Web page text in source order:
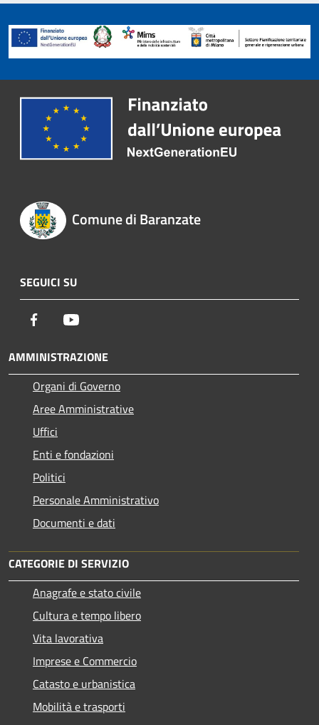
Comune di Baranzate
SEGUICI SU
Facebook
AMMINISTRAZIONE
Organi di Governo
Aree Amministrative
Uffici
Enti e fondazioni
Politici
Personale Amministrativo
Documenti e dati
CATEGORIE DI SERVIZIO
Anagrafe e stato civile
Cultura e tempo libero
Vita lavorativa
Imprese e Commercio
Catasto e urbanistica
Mobilità e trasporti